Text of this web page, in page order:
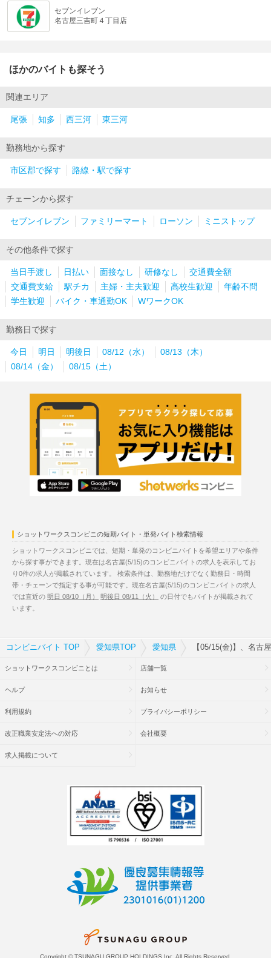
セブンイレブン
名古屋三吉町４丁目店
ほかのバイトも探そう
関連エリア
尾張 知多 西三河 東三河
勤務地から探す
市区郡で探す 路線・駅で探す
チェーンから探す
セブンイレブン ファミリーマート ローソン ミニストップ
その他条件で探す
当日手渡し 日払い 面接なし 研修なし
交通費全額
交通費支給
駅チカ 主婦・主夫歓迎 高校生歓迎
年齢不問
学生歓迎
バイク・車通勤OK WワークOK
勤務日で探す
今日 明日 明後日 08/12（水）
08/13（木）
08/14（金）
08/15（土）
ショットワークスコンビニの短期バイト・単発バイト検索情報
ショットワークスコンビニでは、短期・単発のコンビニバイトを希望エリアや条件
から探す事ができます。現在は名古屋(5/15)のコンビニバイトの求人を表示してお
り0件の求人が掲載されています。 検索条件は、勤務地だけでなく勤務日・時間
帯・チェーンで指定する事が可能です。現在名古屋(5/15)のコンビニバイトの求人
では直近の 明日 08/10（月） 明後日 08/11（火）
の日付でもバイトが掲載されて
います。
コンビニバイト TOP 愛知県TOP 愛知県 【05/15(金)】、名古
ショットワークスコンビニとは 店舗一覧
ヘルプ お知らせ
利用規約 プライバシーポリシー
改正職業安定法への対応 会社概要
求人掲載について
Copyright © TSUNAGU GROUP HOLDINGS Inc. All Rights Reserved.